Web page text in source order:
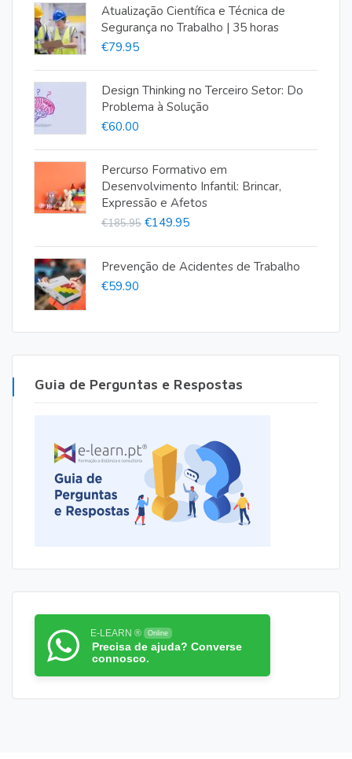
Atualização Científica e Técnica de
Segurança no Trabalho | 35 horas
€79.95
Design Thinking no Terceiro Setor: Do
Problema à Solução
€60.00
Percurso Formativo em
Desenvolvimento Infantil: Brincar,
Expressão e Afetos
€185.95 O
preço
original
€149.95O
preço
atual
Prevenção de Acidentes de Trabalho
€59.90
Guia de Perguntas e Respostas
E-LEARN ® Online
Precisa de ajuda? Converse
connosco.